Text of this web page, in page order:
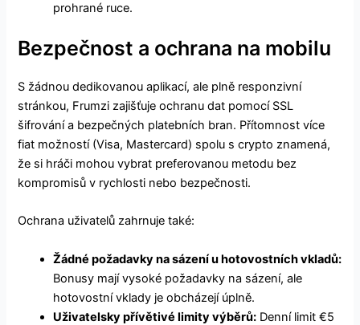
prohrané ruce.
Bezpečnost a ochrana na mobilu
S žádnou dedikovanou aplikací, ale plně responzivní
stránkou, Frumzi zajišťuje ochranu dat pomocí SSL
šifrování a bezpečných platebních bran. Přítomnost více
fiat možností (Visa, Mastercard) spolu s crypto znamená,
že si hráči mohou vybrat preferovanou metodu bez
kompromisů v rychlosti nebo bezpečnosti.
Ochrana uživatelů zahrnuje také:
Žádné požadavky na sázení u hotovostních vkladů:
Bonusy mají vysoké požadavky na sázení, ale
hotovostní vklady je obcházejí úplně.
Uživatelsky přívětivé limity výběrů: Denní limit €5